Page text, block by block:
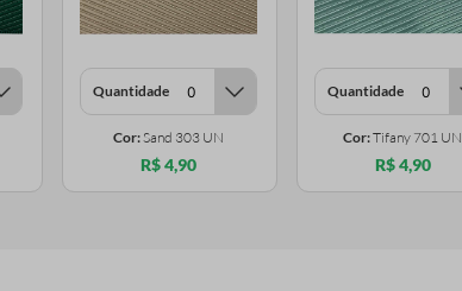
Quantidade
Cor:Sand 303 UN
R$ 4,90
Quantidade
Cor:Tifany 701 UN
R$ 4,90